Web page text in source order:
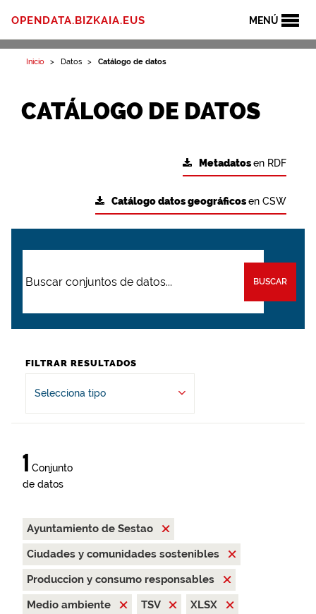
MENÚ
OPENDATA.BIZKAIA.EUS
Inicio Datos Catálogo de datos
CATÁLOGO DE DATOS
Metadatosen RDF
Catálogo datos geográficosen CSW
BUSCAR
FILTRAR RESULTADOS
Selecciona tipo
1 Conjunto
de datos
Ayuntamiento de Sestao
Ciudades y comunidades sostenibles
Produccion y consumo responsables
Medio ambiente
TSV
XLSX